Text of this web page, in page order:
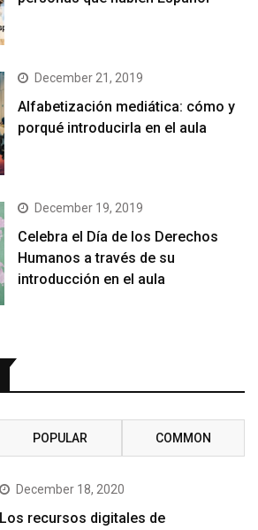
December 21, 2019
Alfabetización mediática: cómo y
porqué introducirla en el aula
December 19, 2019
Celebra el Día de los Derechos
Humanos a través de su
introducción en el aula
POPULAR COMMON
December 18, 2020
Los recursos digitales de